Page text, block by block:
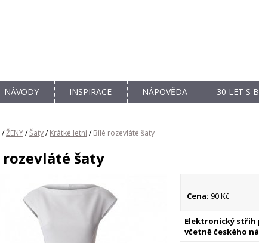
NÁVODY INSPIRACE NÁPOVĚDA 30 LET S
/ŽENY/Šaty/ Krátké letní/ Bílé rozevláté šaty
rozevláté šaty
Cena: 90 Kč
Elektronický střih
včetně českého